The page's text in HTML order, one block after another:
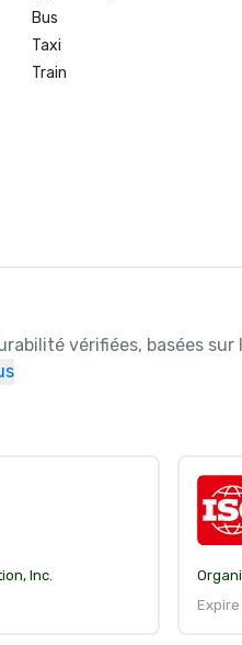
Bus
Taxi
Train
vérifiées, basées
Inc.